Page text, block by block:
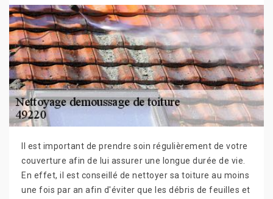
Il est important de prendre soin régulièrement de votre
couverture afin de lui assurer une longue durée de vie.
En effet, il est conseillé de nettoyer sa toiture au moins
une fois par an afin d'éviter que les débris de feuilles et